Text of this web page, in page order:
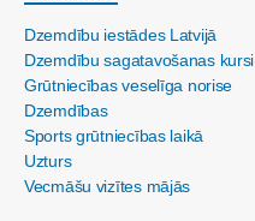
Dzemdību iestādes Latvijā
Dzemdību sagatavošanas kursi
Grūtniecības veselīga norise
Dzemdības
Sports grūtniecības laikā
Uzturs
Vecmāšu vizītes mājās